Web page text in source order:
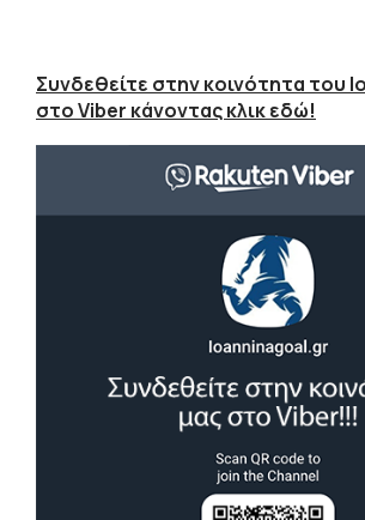
Συνδεθείτε στην κοινότητα του
στο Viber κάνοντας κλικ εδώ!